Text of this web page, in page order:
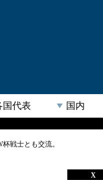
国代表 国内
戦士とも交流。
X